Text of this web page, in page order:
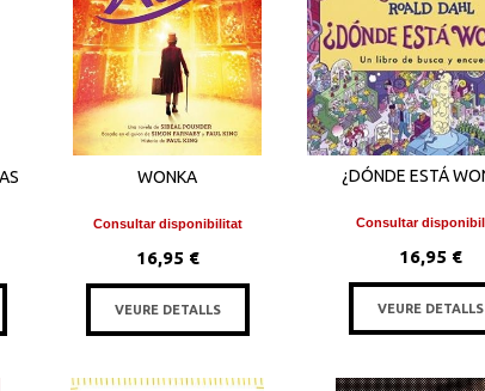
WONKA
Consultar disponibilitat
16,95 €
VEURE DETALLS
¿DÓNDE ESTÁ
Consultar
16,95 €
VEURE DETALLS